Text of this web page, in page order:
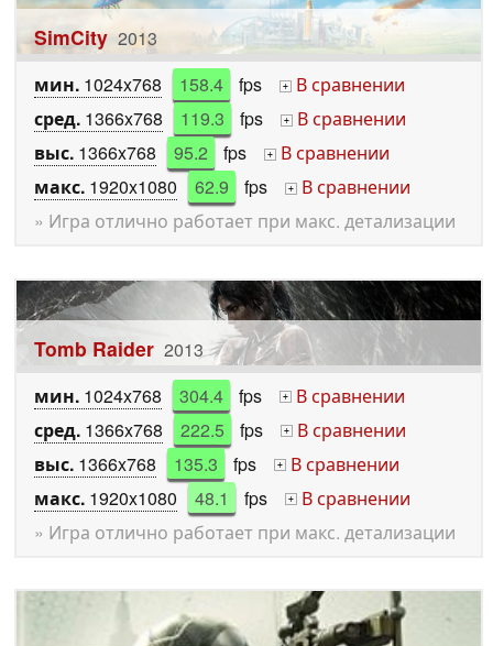
SimCity 2013
мин. 1024x768 158.4 fps +
В сравнении
сред. 1366x768 119.3 fps +
В сравнении
выс. 1366x768 95.2 fps +
В сравнении
макс. 1920x1080 62.9 fps +
В сравнении
» Игра отлично работает при макс. детализации
Tomb Raider 2013
мин. 1024x768 304.4 fps +
В сравнении
сред. 1366x768 222.5 fps +
В сравнении
выс. 1366x768 135.3 fps +
В сравнении
макс. 1920x1080 48.1 fps +
В сравнении
» Игра отлично работает при макс. детализации